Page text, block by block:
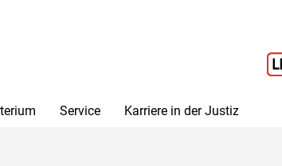
Service Karriere in der Justiz